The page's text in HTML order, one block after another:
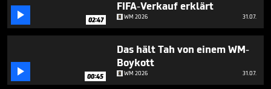
 02:47
FIFA-Verkauf erklärt
WM 2026 31.07.
 00:45
Das hält Tah von einem WM-
Boykott
WM 2026 31.07.